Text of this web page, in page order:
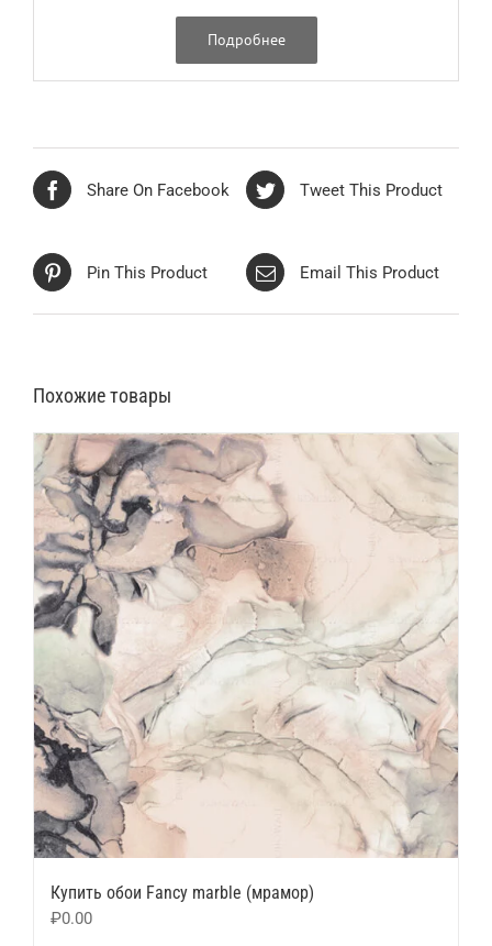
Подробнее
Share On Facebook Tweet This Product
Pin This Product Email This Product
Похожие товары
Купить обои Fancy marble (мрамор)
₽0.00